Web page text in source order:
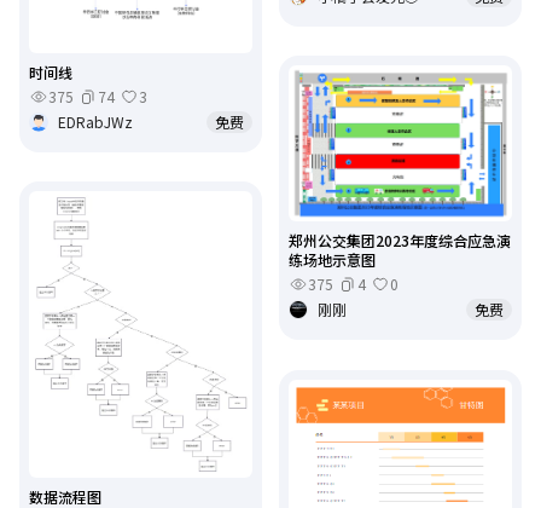
时间线
375
74
3
EDRabJWz
免费
郑州公交集团2023年度综合应急演
练场地示意图
375
4
0
刚刚
免费
数据流程图